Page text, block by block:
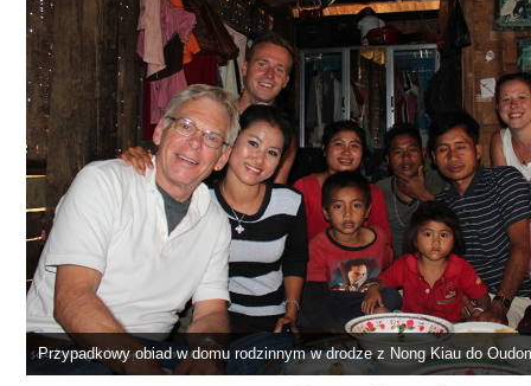
Przypadkowy obiad w domu rodzinnym w drodze z Nong Kiau do